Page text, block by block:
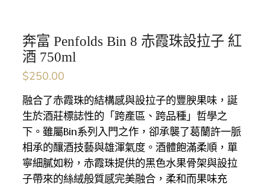
奔富 Penfolds Bin 8 赤霞珠設拉子 紅
酒 750ml
$250.00
融合了赤霞珠的結構感與設拉子的豐腴果味，誕
生於酒莊標誌性的「跨產區、跨品種」哲學之
下。雖屬Bin系列入門之作，卻承襲了葛蘭許一脈
相承的釀酒技藝與雄渾氣度。酒體飽滿柔順，單
寧細膩如粉，赤霞珠提供的黑色水果骨架與設拉
子帶來的絲絨般質感完美融合，柔和而果味充